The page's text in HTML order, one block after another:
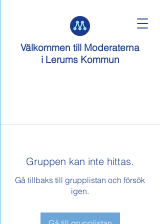
Välkommen till Moderaterna
i Lerums Kommun
Gruppen kan inte hittas.
Gå tillbaks till grupplistan och försök
igen.